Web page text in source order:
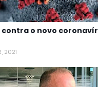
contra o novo
2021